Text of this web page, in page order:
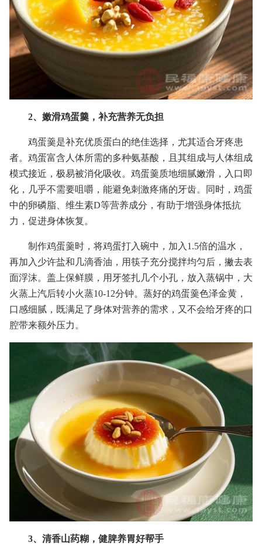
2、嫩滑鸡蛋羹，补充营养无负担
鸡蛋羹是补充优质蛋白的绝佳选择，尤其适合牙疼患
者。鸡蛋富含人体所需的多种氨基酸，且其组成与人体组成
模式接近，极易被消化吸收。鸡蛋羹质地细腻嫩滑，入口即
化，几乎不需要咀嚼，能避免刺激疼痛的牙齿。同时，鸡蛋
中的卵磷脂、维生素D等营养成分，有助于增强身体抵抗
力，促进身体恢复。
制作鸡蛋羹时，将鸡蛋打入碗中，加入1.5倍的温水，
再加入少许盐和几滴香油，用筷子充分搅拌均匀后，撇去表
面浮沫。盖上保鲜膜，用牙签扎几个小孔，放入蒸锅中，大
火蒸上汽后转小火蒸10-12分钟。蒸好的鸡蛋羹色泽金黄，
口感细腻，既满足了身体对营养的需求，又不会给牙疼的口
腔带来额外压力。
3、清香山药糊，健脾养胃好帮手